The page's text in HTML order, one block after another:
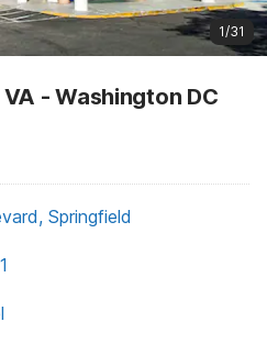
1/31
- Washington DC
Springfield